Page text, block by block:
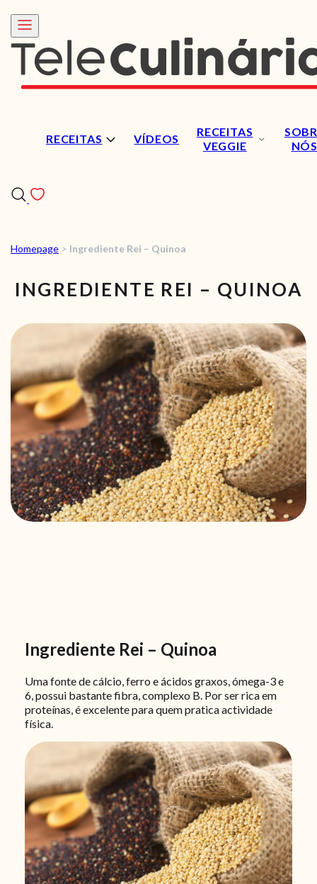
RECEITAS VÍDEOS
RECEITAS
VEGGIE
NÓS
RECEITAS
VÍDEOS
RECEITAS VEGGIE
SOBRE NÓS
LOJA ONLINE
BLOG
Homepage > Ingrediente Rei – Quinoa
INGREDIENTE REI – QUINOA
Ingrediente Rei – Quinoa
Uma fonte de cálcio, ferro e ácidos graxos, ómega-3 e
6, possui bastante fibra, complexo B. Por ser rica em
proteínas, é excelente para quem pratica actividade
física.